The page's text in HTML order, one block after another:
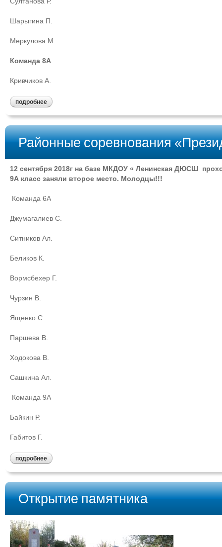
Шарыгина П.
Меркулова М.
Команда 8А
Кривчиков А.
подробнее
Районные соревнования
12 сентября 2018г на базе МКДОУ « Ленинская ДЮСШ
9А класс заняли второе место. Молодцы!!!
Команда 6А
Джумагалиев С.
Ситников Ал.
Беликов К.
Вормсбехер Г.
Чурзин В.
Ященко С.
Паршева В.
Ходокова В.
Сашкина Ал.
Команда 9А
Байкин Р.
Габитов Г.
подробнее
Открытие памятника